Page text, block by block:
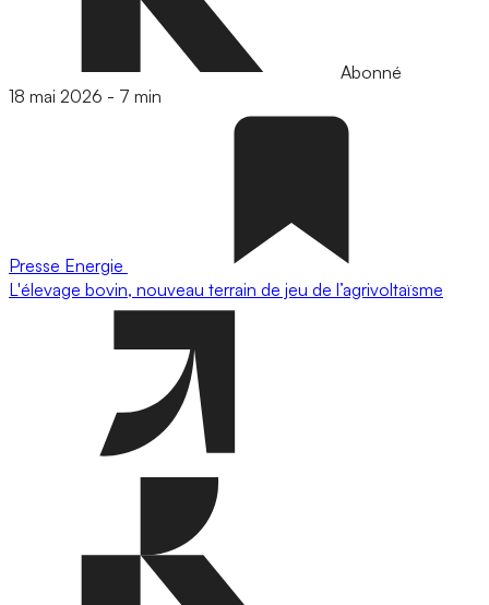
Abonné
18 mai 2026 - 7 min
Presse Energie
L'élevage bovin, nouveau terrain de jeu de l’agrivoltaïsme